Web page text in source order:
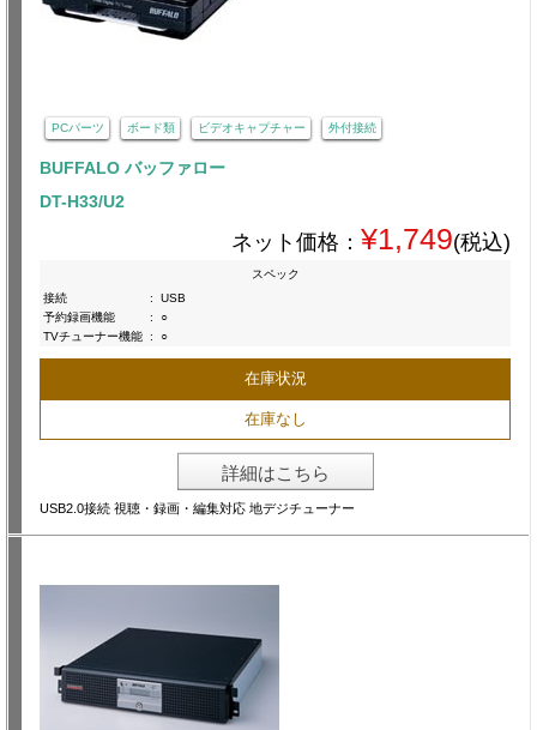
PCパーツ ボード類 ビデオキャプチャー 外付接続
BUFFALO バッファロー
DT-H33/U2
ネット価格： ¥1,749(税込)
スペック
接続
:
USB
予約録画機能
:
○
TVチューナー機能 : ○
在庫状況
在庫なし
詳細はこちら
USB2.0接続 視聴・録画・編集対応 地デジチューナー